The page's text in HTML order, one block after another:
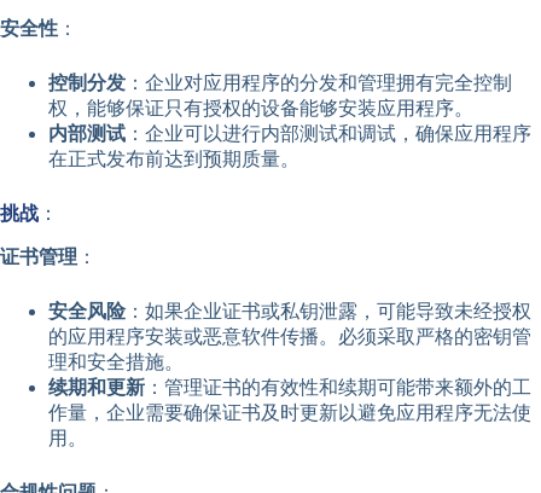
安全性 ：
控制分发 ：企业对应用程序的分发和管理拥有完全控制
权，能够保证只有授权的设备能够安装应用程序。
内部测试 ：企业可以进行内部测试和调试，确保应用程序
在正式发布前达到预期质量。
挑战 ：
证书管理 ：
安全风险：如果企业证书或私钥泄露，可能导致未经授权
的应用程序安装或恶意软件传播。必须采取严格的密钥管
理和安全措施。
续期和更新 ：管理证书的有效性和续期可能带来额外的工
作量，企业需要确保证书及时更新以避免应用程序无法使
用。